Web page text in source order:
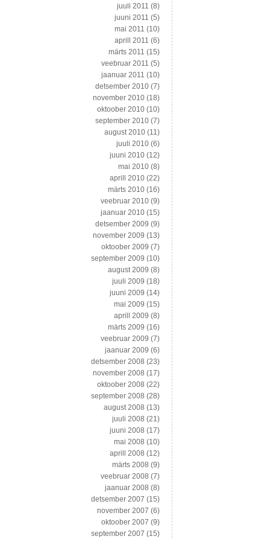
juuli 2011 (8)
juuni 2011 (5)
mai 2011 (10)
aprill 2011 (6)
märts 2011 (15)
veebruar 2011 (5)
jaanuar 2011 (10)
detsember 2010 (7)
november 2010 (18)
oktoober 2010 (10)
september 2010 (7)
august 2010 (11)
juuli 2010 (6)
juuni 2010 (12)
mai 2010 (8)
aprill 2010 (22)
märts 2010 (16)
veebruar 2010 (9)
jaanuar 2010 (15)
detsember 2009 (9)
november 2009 (13)
oktoober 2009 (7)
september 2009 (10)
august 2009 (8)
juuli 2009 (18)
juuni 2009 (14)
mai 2009 (15)
aprill 2009 (8)
märts 2009 (16)
veebruar 2009 (7)
jaanuar 2009 (6)
detsember 2008 (23)
november 2008 (17)
oktoober 2008 (22)
september 2008 (28)
august 2008 (13)
juuli 2008 (21)
juuni 2008 (17)
mai 2008 (10)
aprill 2008 (12)
märts 2008 (9)
veebruar 2008 (7)
jaanuar 2008 (8)
detsember 2007 (15)
november 2007 (6)
oktoober 2007 (9)
september 2007 (15)